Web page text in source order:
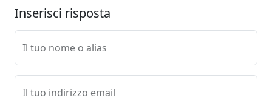
Inserisci risposta
Il tuo nome o alias
Il tuo indirizzo email